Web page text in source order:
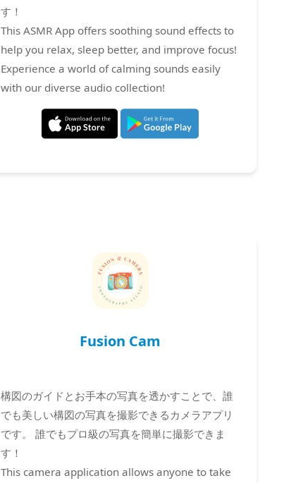
す！
This ASMR App offers soothing sound effects to
help you relax, sleep better, and improve focus!
Experience a world of calming sounds easily
with our diverse audio collection!
Fusion Cam
構図のガイドとお手本の写真を透かすことで、誰
でも美しい構図の写真を撮影できるカメラアプリ
です。 誰でもプロ級の写真を簡単に撮影できま
す！
This camera application allows anyone to take